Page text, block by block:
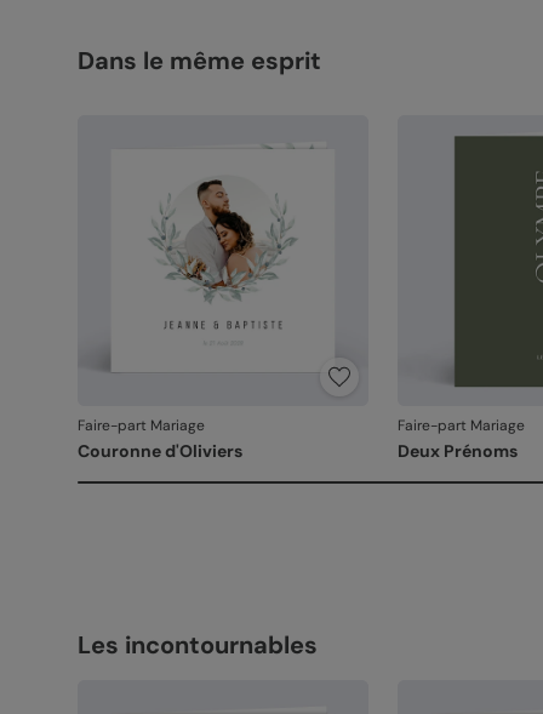
Dans le même esprit
Faire-part Mariage
Couronne d'Oliviers
Faire-part Mariage
Deux Prénoms
Les incontournables